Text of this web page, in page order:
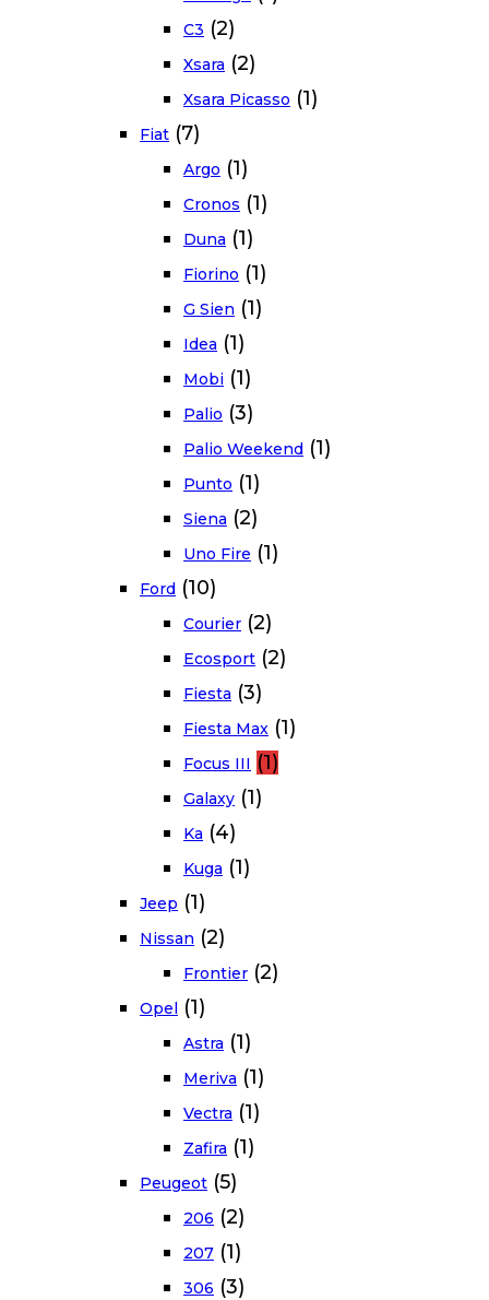
C3 (2)
Xsara (2)
Xsara Picasso (1)
Fiat (7)
Argo (1)
Cronos (1)
Duna (1)
Fiorino (1)
G Sien (1)
Idea (1)
Mobi (1)
Palio (3)
Palio Weekend (1)
Punto (1)
Siena (2)
Uno Fire (1)
Ford (10)
Courier (2)
Ecosport (2)
Fiesta (3)
Fiesta Max (1)
Focus III (1)
Galaxy (1)
Ka (4)
Kuga (1)
Jeep (1)
Nissan (2)
Frontier (2)
Opel (1)
Astra (1)
Meriva (1)
Vectra (1)
Zafira (1)
Peugeot (5)
206 (2)
207 (1)
306 (3)